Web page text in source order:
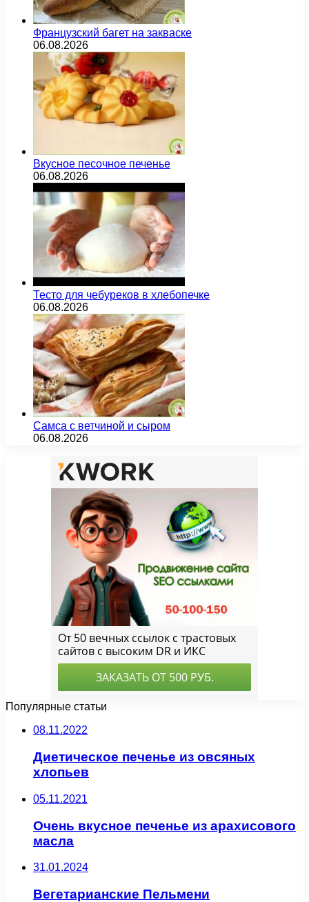
Французский багет на закваске
06.08.2026
Вкусное песочное печенье
06.08.2026
Тесто для чебуреков в хлебопечке
06.08.2026
Самса с ветчиной и сыром
06.08.2026
Популярные статьи
08.11.2022
Диетическое печенье из овсяных
хлопьев
05.11.2021
Очень вкусное печенье из арахисового
масла
31.01.2024
Вегетарианские Пельмени